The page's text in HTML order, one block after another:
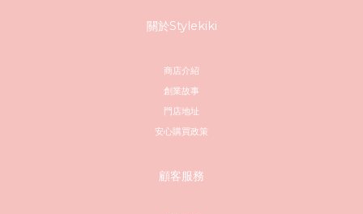
關於Stylekiki
商店介紹
創業故事
門店地址
安心購買政策
顧客服務